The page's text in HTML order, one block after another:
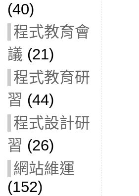
(40)
程式教育會
議 (21)
程式教育研
習 (44)
程式設計研
習 (26)
網站維運
(152)